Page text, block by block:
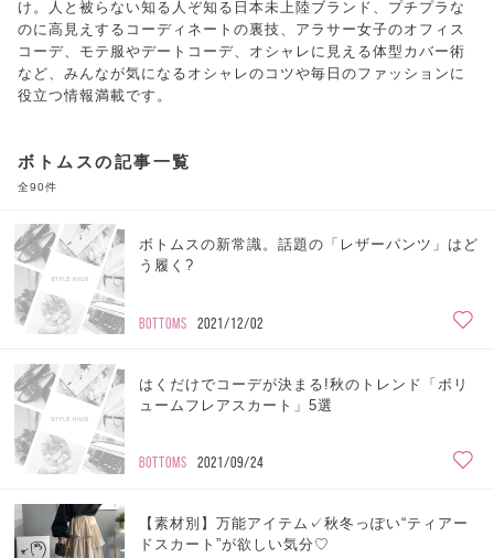
け。人と被らない知る人ぞ知る日本未上陸ブランド、プチプラな
のに高見えするコーディネートの裏技、アラサー女子のオフィス
コーデ、モテ服やデートコーデ、オシャレに見える体型カバー術
など、みんなが気になるオシャレのコツや毎日のファッションに
役立つ情報満載です。
ボトムスの記事一覧
全90件
ボトムスの新常識。話題の「レザーパンツ」はど
う履く?
BOTTOMS 2021/12/02
はくだけでコーデが決まる!秋のトレンド「ボリ
ュームフレアスカート」5選
BOTTOMS 2021/09/24
【素材別】万能アイテム✓秋冬っぽい“ティアー
ドスカート”が欲しい気分♡